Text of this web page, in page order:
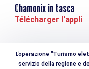
Chamonix in tasca
Télécharger l'appli
L'operazione "Turismo
servizio della regione e